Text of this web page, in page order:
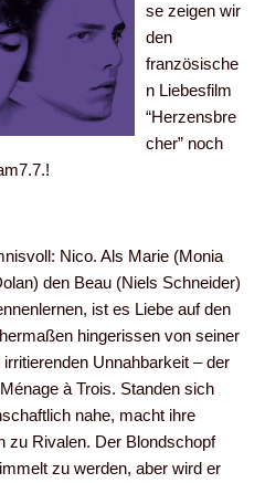
se zeigen wir
den
französische
n Liebesfilm
“Herzensbre
cher” noch
Nico. Als Marie (Monia
den Beau (Niels Schneider)
ist es Liebe auf den
hingerissen von seiner
Unnahbarkeit – der
à Trois. Standen sich
nahe, macht ihre
zu Rivalen. Der Blondschopf
zu werden, aber wird er